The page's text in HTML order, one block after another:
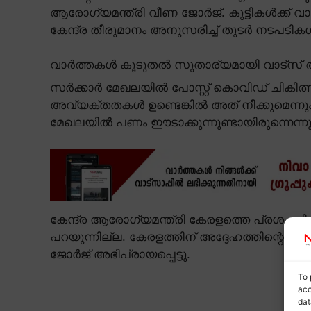
To
ആരോഗ്യമന്ത്രി വീണ ജോർജ്. കുട്ടികൾക്ക്
കേന്ദ്ര തീരുമാനം അനുസരിച്ച് തുടർ
വാർത്തകൾ കൂടുതൽ സുതാര്യമായി വാട്സ്
സർക്കാർ മേഖലയിൽ പോസ്റ്റ് കൊവിഡ്
അവ്യക്തതകൾ ഉണ്ടെങ്കിൽ അത്
മേഖലയിൽ പണം
കേന്ദ്ര ആരോഗ്യമന്ത്രി കേരളത്തെ
പറയുന്നില്ല. കേരളത്തിന് അദ്ദേഹത്തിന്റെ
ജോർജ് അഭിപ്രായപ്പെട്ടു.